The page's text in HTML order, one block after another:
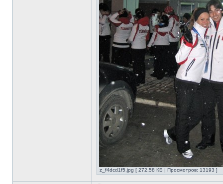
z_f4dcd1f5.jpg [ 272.58 КБ | Просмотров: 13193 ]